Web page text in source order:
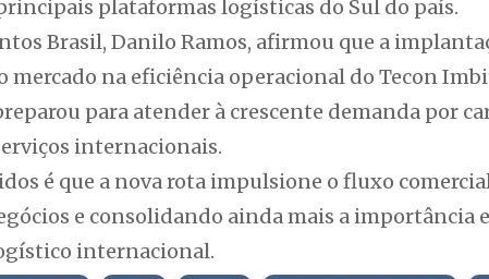
plataformas logísticas do Sul do país.
Brasil, Danilo Ramos, afirmou que a
mercado na eficiência operacional do Tecon
para atender à crescente demanda por
internacionais.
é que a nova rota impulsione o fluxo
e consolidando ainda mais a importância
internacional.